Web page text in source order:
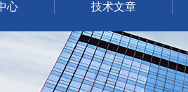
心 技术文章